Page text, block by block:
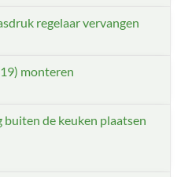
regelaar vervangen
monteren
de keuken plaatsen